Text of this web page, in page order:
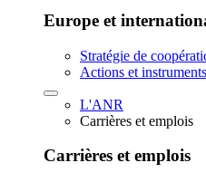
Europe et
Stratégie de
Actions et
L'ANR
Carrières et emplois
Carrières et emplois